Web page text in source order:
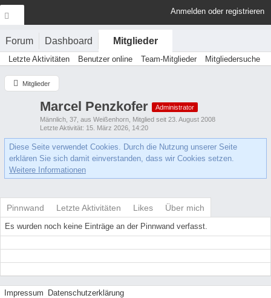
Anmelden oder registrieren
Forum Dashboard Mitglieder
Letzte Aktivitäten Benutzer online Team-Mitglieder Mitgliedersuche
Mitglieder
Marcel Penzkofer
Administrator
Männlich 37 aus Weißenhorn Mitglied seit 23. August 2008
Letzte Aktivität 15. März 2026, 14:20
Diese Seite verwendet Cookies. Durch die Nutzung unserer Seite
erklären Sie sich damit einverstanden, dass wir Cookies setzen.
Weitere Informationen
Pinnwand Letzte Aktivitäten Likes Über mich
Es wurden noch keine Einträge an der Pinnwand verfasst.
Impressum
Datenschutzerklärung